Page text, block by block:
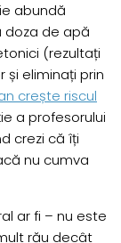
abundă
doza de apă
(rezultați
și eliminați prin
crește riscul
a profesorului
crezi că îți
nu cumva
ar fi – nu este
rău decât